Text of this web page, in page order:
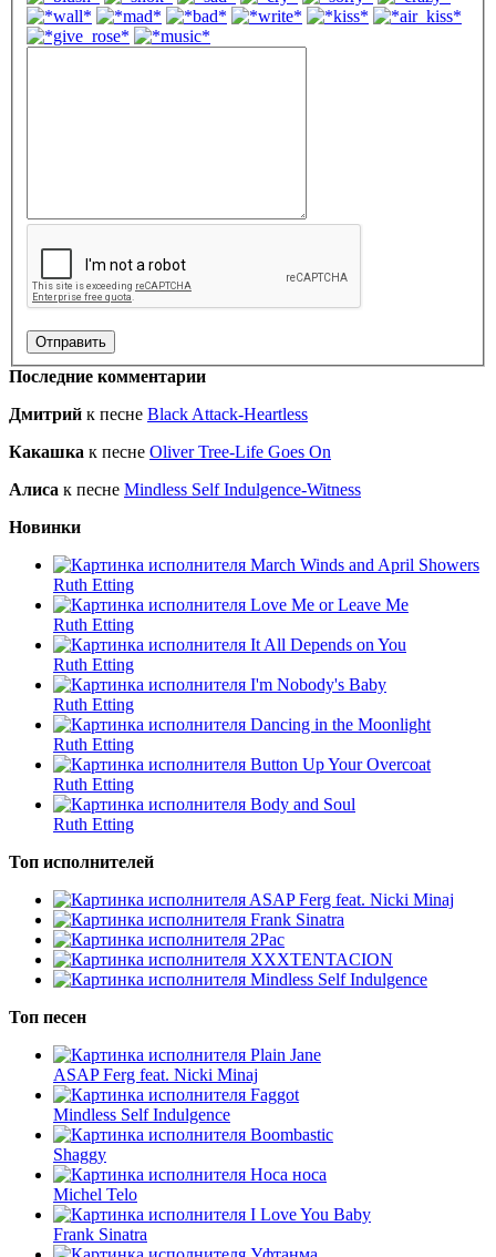
Последние комментарии
Дмитрий к песне Black Attack-Heartless
Какашка к песне Oliver Tree-Life Goes On
Алиса к песне Mindless Self Indulgence-Witness
Новинки
March Winds and April Showers
Ruth Etting
Love Me or Leave Me
Ruth Etting
It All Depends on You
Ruth Etting
I'm Nobody's Baby
Ruth Etting
Dancing in the Moonlight
Ruth Etting
Button Up Your Overcoat
Ruth Etting
Body and Soul
Ruth Etting
Топ исполнителей
ASAP Ferg feat. Nicki Minaj
Frank Sinatra
2Pac
XXXTENTACION
Mindless Self Indulgence
Топ песен
Plain Jane
ASAP Ferg feat. Nicki Minaj
Faggot
Mindless Self Indulgence
Boombastic
Shaggy
Носа носа
Michel Telo
I Love You Baby
Frank Sinatra